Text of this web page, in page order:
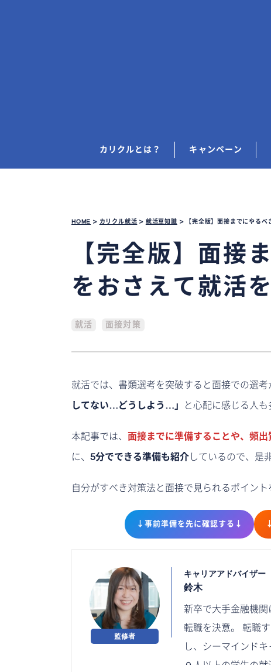
カリクルとは？ キャンペーン
HOME > カリクル就活 > 就活豆知識 > 【完全版】面接までにやる
【完全版】面接
をおさえて就活
就活 面接対策
就活では、書類選考を突破すると面接での選考
してない…どうしよう…」 と心配に感じる人も
本記事では、 面接までに準備することや、頻
に、 5分でできる準備も紹介 しているので、是
自分がすべき対策法と面接で見られるポイン
↓事前準備を先に確認する↓
キャリアアドバイザー
鈴木
新卒で大手金融機
転職を決意。 転職
し、シーマインド
０人以上の学生の